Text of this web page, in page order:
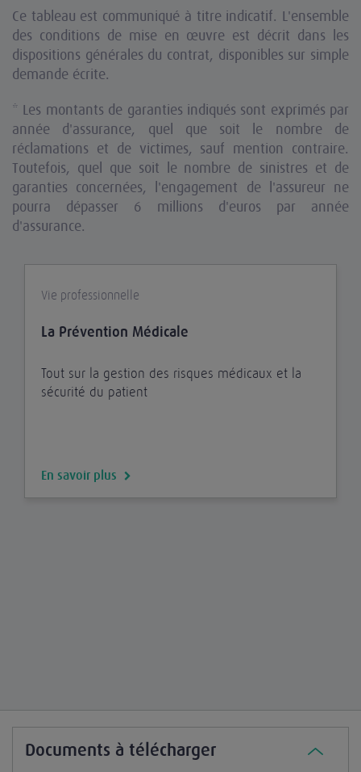
Ce tableau est communiqué à titre indicatif. L'ensemble
des conditions de mise en œuvre est décrit dans les
dispositions générales du contrat, disponibles sur simple
demande écrite.
* Les montants de garanties indiqués sont exprimés par
année d'assurance, quel que soit le nombre de
réclamations et de victimes, sauf mention contraire.
Toutefois, quel que soit le nombre de sinistres et de
garanties concernées, l'engagement de l'assureur ne
pourra dépasser 6 millions d'euros par année
d'assurance.
Vie professionnelle
La Prévention Médicale
Tout sur la gestion des risques médicaux et la
sécurité du patient
En savoir plus
Documents à télécharger